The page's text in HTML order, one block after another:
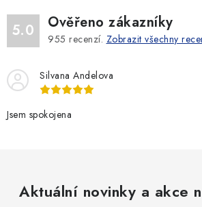
5.0 Ověřeno zákazníky
955 recenzí. Zobrazit všechny
Silvana Andelova
Jsem spokojena
Aktuální novinky a akce